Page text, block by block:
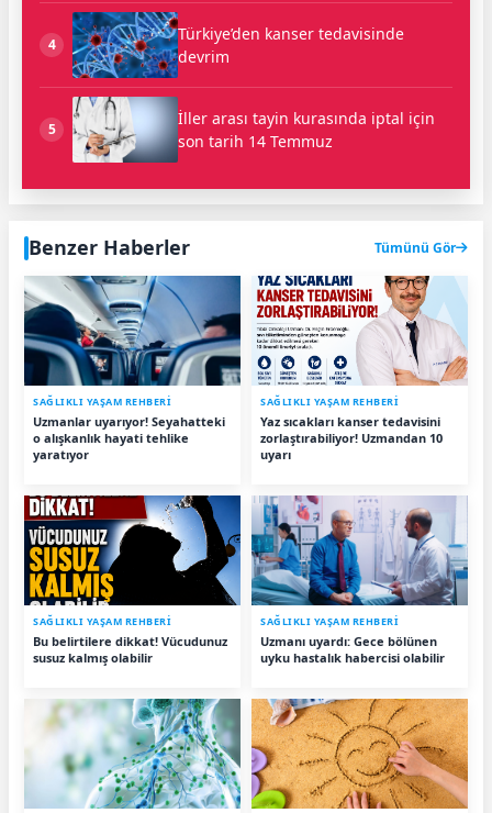
4
Türkiye’den kanser tedavisinde
devrim
5
İller arası tayin kurasında iptal için
son tarih 14 Temmuz
Benzer Haberler Tümünü Gör
SAĞLIKLI YAŞAM REHBERİ
Uzmanlar uyarıyor! Seyahatteki
o alışkanlık hayati tehlike
yaratıyor
SAĞLIKLI YAŞAM REHBERİ
Yaz sıcakları kanser tedavisini
zorlaştırabiliyor! Uzmandan 10
uyarı
SAĞLIKLI YAŞAM REHBERİ
Bu belirtilere dikkat! Vücudunuz
susuz kalmış olabilir
SAĞLIKLI YAŞAM REHBERİ
Uzmanı uyardı: Gece bölünen
uyku hastalık habercisi olabilir